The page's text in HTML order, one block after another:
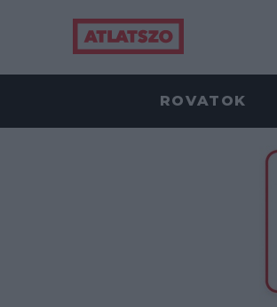
ROVATOK